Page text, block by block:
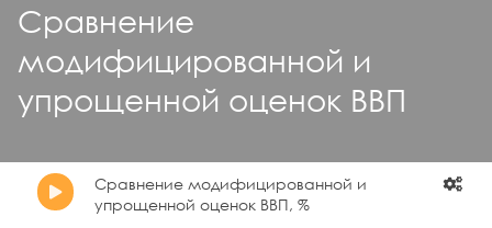
Сравнение
модифицированной и
упрощенной оценок ВВП
Сравнение модифицированной и
упрощенной оценок ВВП, %